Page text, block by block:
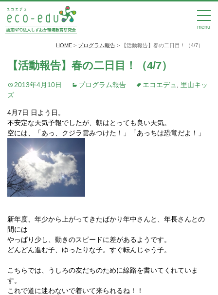
menu
HOME > プログラム報告 > 【活動報告】春の二日目！（4/7）
【活動報告】春の二日目！（4/7）
2013年4月10日 プログラム報告 エコエデュ
里山キッ
ズ
4月7日 日よう日。
不安定な天気予報でしたが、朝はとっても良い天気。
空には、「あっ、クジラ雲みつけた！」「あっちは恐竜だよ！」
新年度、年少から上がってきたばかり年中さんと、年長さんとの
間には
やっぱり少し、動きのスピードに差があるようです。
どんどん進む子、ゆったりな子。すぐ転んじゃう子。
こちらでは、うしろの友だちのために線路を書いてくれていま
す。
これで道に迷わないで着いて来られるね！！